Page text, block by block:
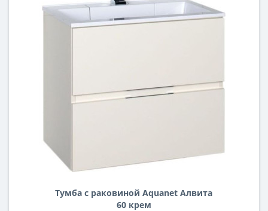
Тумба с раковиной Aquanet Алвита
60 крем